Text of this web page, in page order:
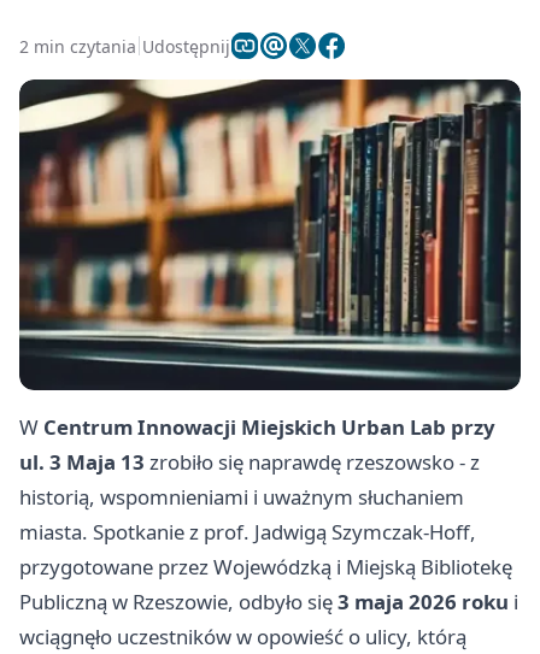
2 min czytania Udostępnij
W Centrum Innowacji Miejskich Urban Lab przy
ul. 3 Maja 13 zrobiło się naprawdę rzeszowsko - z
historią, wspomnieniami i uważnym słuchaniem
miasta. Spotkanie z prof. Jadwigą Szymczak-Hoff,
przygotowane przez Wojewódzką i Miejską Bibliotekę
Publiczną w Rzeszowie, odbyło się3 maja 2026 roku i
wciągnęło uczestników w opowieść o ulicy, którą